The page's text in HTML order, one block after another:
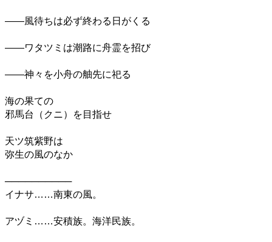
――風待ちは必ず終わる日がくる
――ワタツミは潮路に舟霊を招び
――神々を小舟の舳先に祀る
海の果ての
邪馬台（クニ）を目指せ
天ツ筑紫野は
弥生の風のなか
──────────
イナサ……南東の風。
アヅミ……安積族。海洋民族。